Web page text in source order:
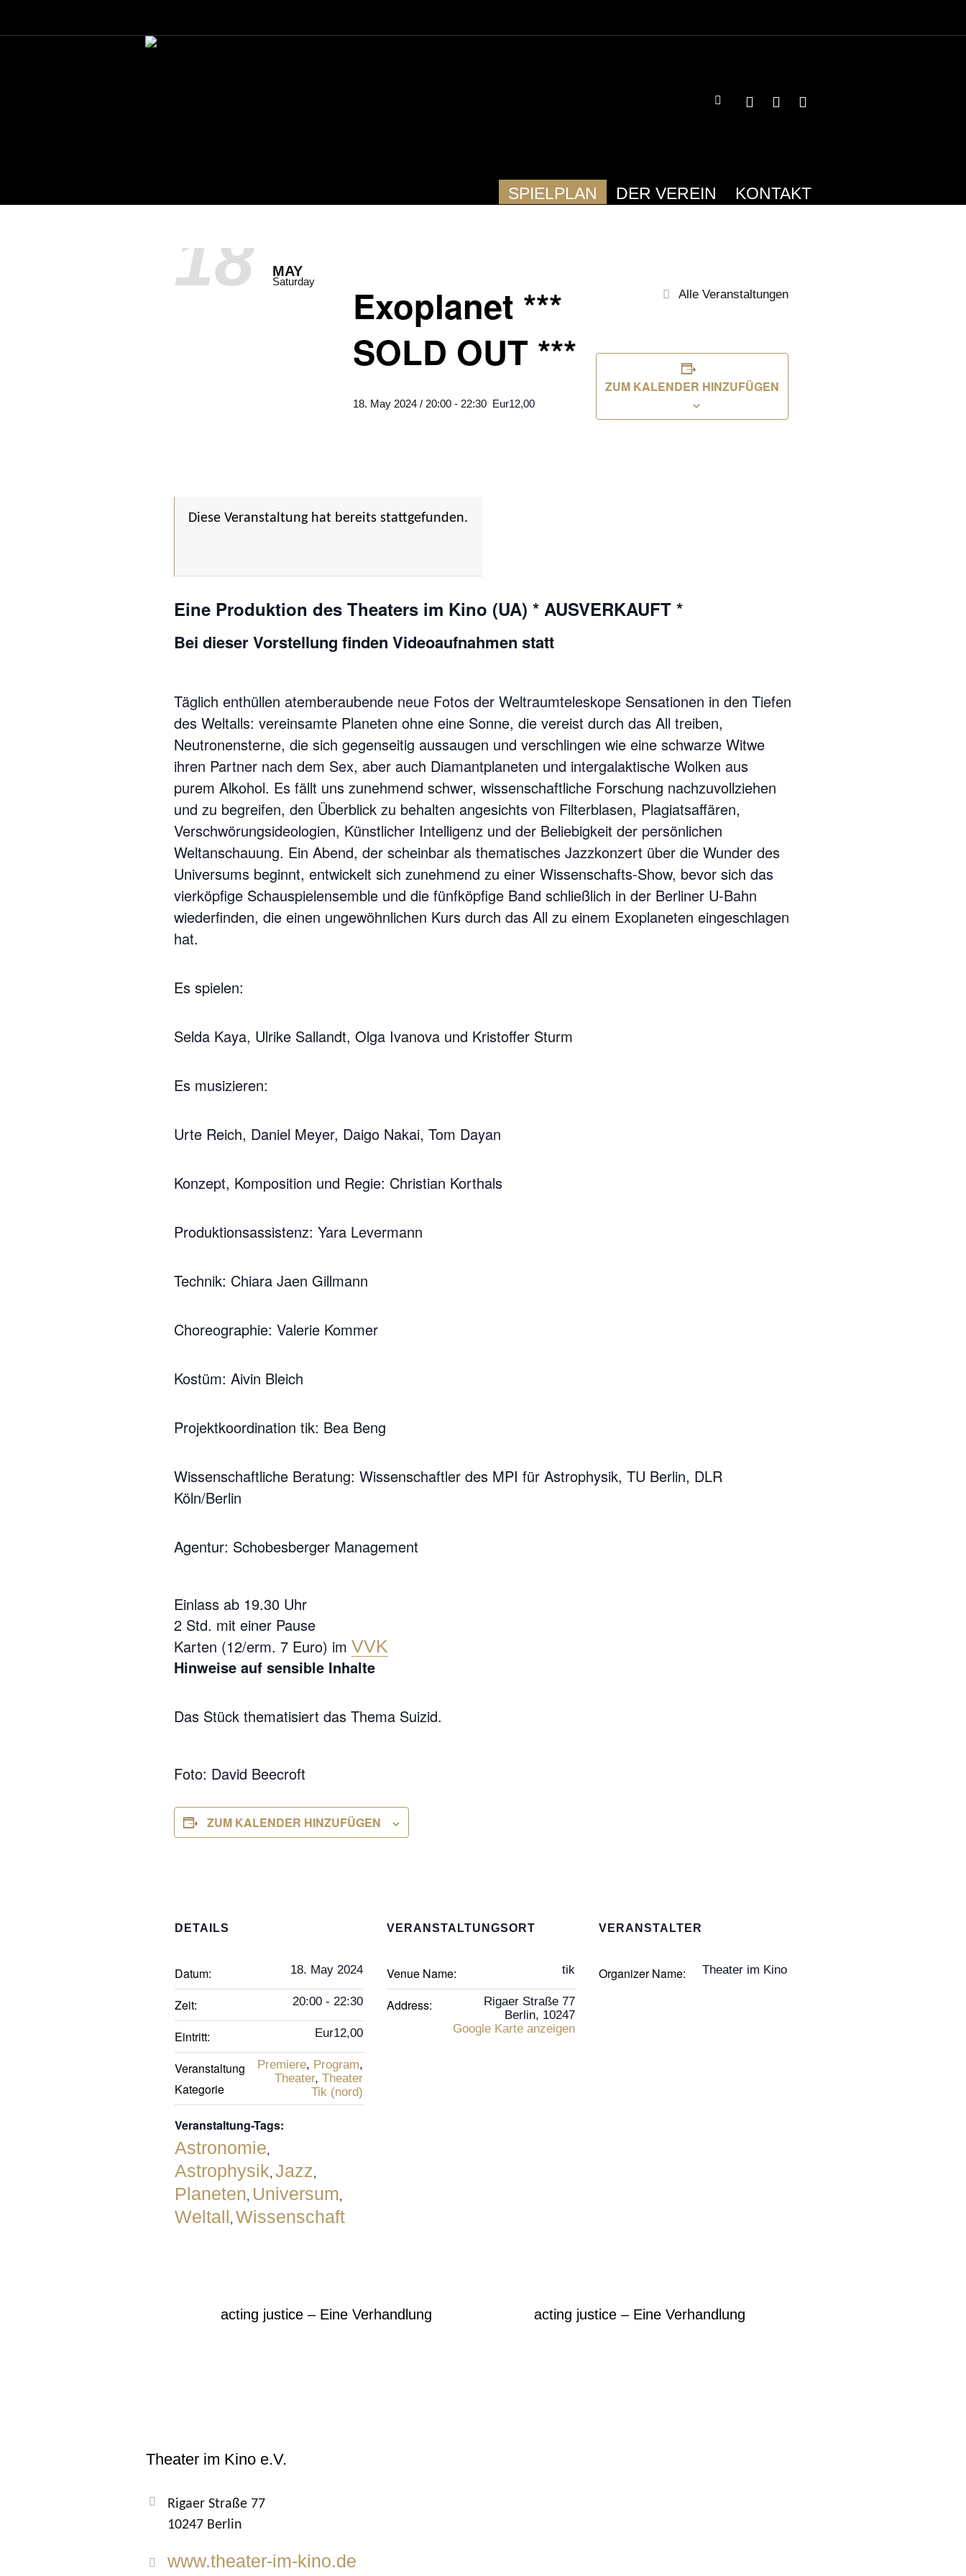
SPIELPLAN DER VEREIN KONTAKT
18 MAY
Saturday
Exoplanet ***
SOLD OUT ***
18. May 2024 / 20:00 - 22:30 Eur12,00
Alle Veranstaltungen
ZUM KALENDER HINZUFÜGEN
Diese Veranstaltung hat bereits stattgefunden.
Eine Produktion des Theaters im Kino (UA) * AUSVERKAUFT *
Bei dieser Vorstellung finden Videoaufnahmen statt
Täglich enthüllen atemberaubende neue Fotos der Weltraumteleskope Sensationen in den Tiefen
des Weltalls: vereinsamte Planeten ohne eine Sonne, die vereist durch das All treiben,
Neutronensterne, die sich gegenseitig aussaugen und verschlingen wie eine schwarze Witwe
ihren Partner nach dem Sex, aber auch Diamantplaneten und intergalaktische Wolken aus
purem Alkohol. Es fällt uns zunehmend schwer, wissenschaftliche Forschung nachzuvollziehen
und zu begreifen, den Überblick zu behalten angesichts von Filterblasen, Plagiatsaffären,
Verschwörungsideologien, Künstlicher Intelligenz und der Beliebigkeit der persönlichen
Weltanschauung. Ein Abend, der scheinbar als thematisches Jazzkonzert über die Wunder des
Universums beginnt, entwickelt sich zunehmend zu einer Wissenschafts-Show, bevor sich das
vierköpfige Schauspielensemble und die fünfköpfige Band schließlich in der Berliner U-Bahn
wiederfinden, die einen ungewöhnlichen Kurs durch das All zu einem Exoplaneten eingeschlagen
hat.
Es spielen:
Selda Kaya, Ulrike Sallandt, Olga Ivanova und Kristoffer Sturm
Es musizieren:
Urte Reich, Daniel Meyer, Daigo Nakai, Tom Dayan
Konzept, Komposition und Regie: Christian Korthals
Produktionsassistenz: Yara Levermann
Technik: Chiara Jaen Gillmann
Choreographie: Valerie Kommer
Kostüm: Aivin Bleich
Projektkoordination tik: Bea Beng
Wissenschaftliche Beratung: Wissenschaftler des MPI für Astrophysik, TU Berlin, DLR
Köln/Berlin
Agentur: Schobesberger Management
Einlass ab 19.30 Uhr
2 Std. mit einer Pause
Karten (12/erm. 7 Euro) im VVK
Hinweise auf sensible Inhalte
Das Stück thematisiert das Thema Suizid.
Foto: David Beecroft
ZUM KALENDER HINZUFÜGEN
DETAILS
Datum: 18. May 2024
Zeit: 20:00 - 22:30
Eintritt: Eur12,00
Veranstaltung
Kategorie
Premiere, Program,
Theater, Theater
Tik (nord)
Veranstaltung-Tags:
Astronomie,
Astrophysik, Jazz,
Planeten, Universum,
Weltall, Wissenschaft
VERANSTALTUNGSORT
Venue Name: tik
Address:
Rigaer Straße 77
Berlin, 10247
Google Karte anzeigen
VERANSTALTER
Organizer Name: Theater im Kino
acting justice – Eine Verhandlung acting justice – Eine Verhandlung
Theater im Kino e.V.
Rigaer Straße 77
10247 Berlin
www.theater-im-kino.de